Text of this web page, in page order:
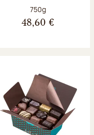
Poids net :
750g
48,60 €